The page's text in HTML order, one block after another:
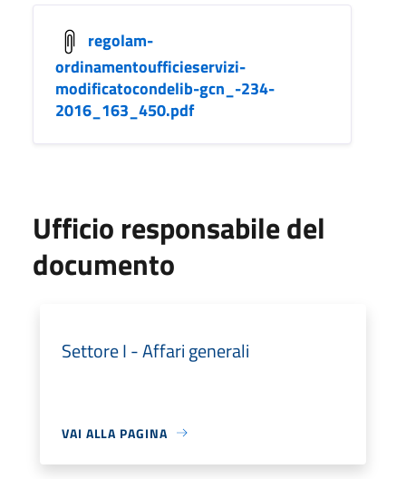
regolam-
ordinamentoufficieservizi-
modificatocondelib-gcn_-234-
2016_163_450.pdf
Ufficio responsabile del
documento
Settore I - Affari generali
VAI ALLA PAGINA